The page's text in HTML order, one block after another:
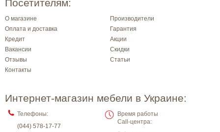
Посетителям:
О магазине
Производители
Оплата и доставка
Гарантия
Кредит
Акции
Вакансии
Скидки
Отзывы
Статьи
Контакты
Интернет-магазин мебели в Украине:
Телефоны:
(044) 578-17-77
Время работы
Call-центра: